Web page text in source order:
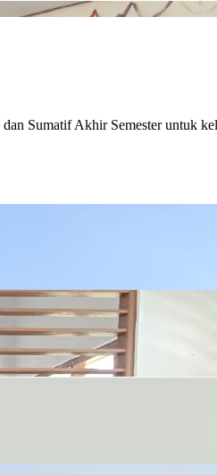
Sumatif Akhir Semester untuk